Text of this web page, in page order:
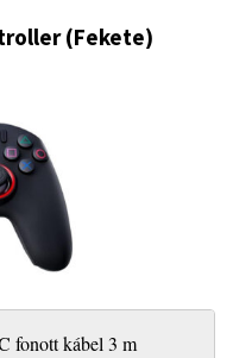
(Fekete)
fonott kábel 3 m